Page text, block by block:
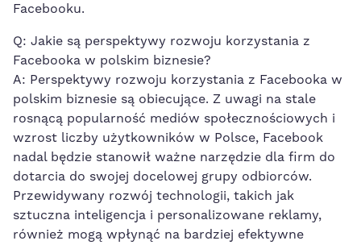
Facebooku.
Q: Jakie są perspektywy rozwoju ‌korzystania z
Facebooka w polskim biznesie?
A: Perspektywy rozwoju korzystania z Facebooka w
polskim biznesie są obiecujące. ⁢Z ‌uwagi na stale
rosnącą ‌popularność⁤ mediów społecznościowych​ i
wzrost liczby użytkowników⁢ w Polsce, Facebook
nadal będzie stanowił ważne narzędzie dla firm do
dotarcia do swojej docelowej grupy odbiorców.
Przewidywany rozwój technologii, takich jak
sztuczna‌ inteligencja i personalizowane reklamy,
⁣również mogą wpłynąć na bardziej efektywne